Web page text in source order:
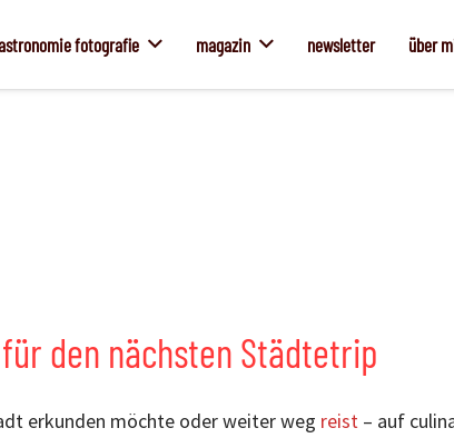
fotografie magazin newsletter über
den nächsten Städtetrip
erkunden möchte oder weiter weg reist – auf